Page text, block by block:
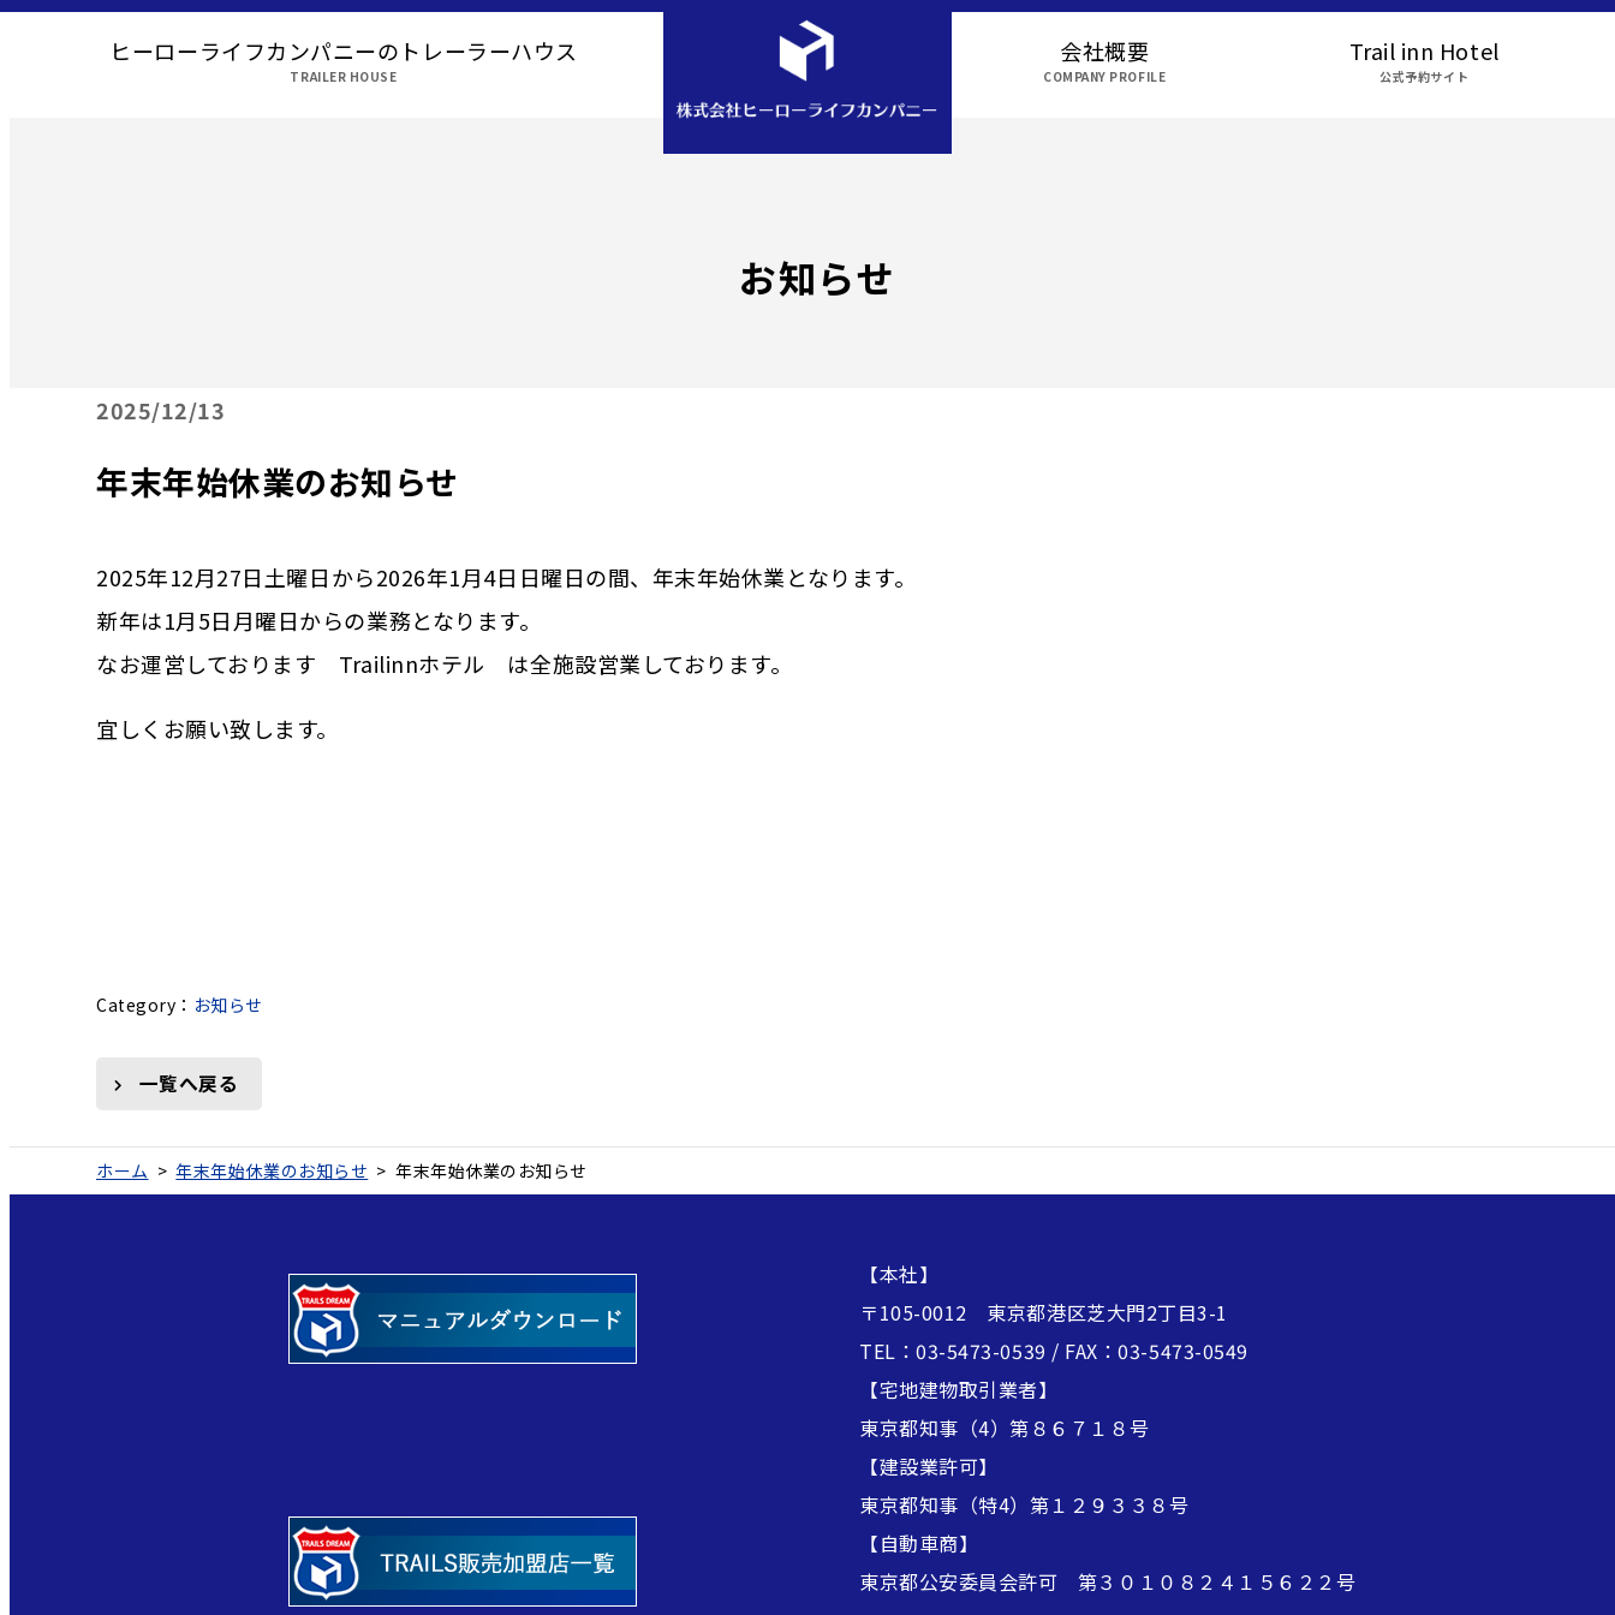
ヒーローライフカンパニーのトレーラーハウス
TRAILER HOUSE
会社概要
COMPANY PROFILE
Trail inn Hotel
公式予約サイト
お知らせ
2025 12/13
年末年始休業のお知らせ
2025年12月27日土曜日から2026年1月4日日曜日の間、年末年始休業となります。
新年は1月5日月曜日からの業務となります。
なお運営しております Trailinnホテル は全施設営業しております。
宜しくお願い致します。
お知らせ
一覧へ戻る
ホーム >年末年始休業のお知らせ > 年末年始休業のお知らせ
【本社】
〒105-0012 東京都港区芝大門2丁目3-1
TEL：03-5473-0539 / FAX：03-5473-0549
【宅地建物取引業者】
東京都知事（4）第８６７１８号
【建設業許可】
東京都知事（特4）第１２９３３８号
【自動車商】
東京都公安委員会許可 第３０１０８２４１５６２２号